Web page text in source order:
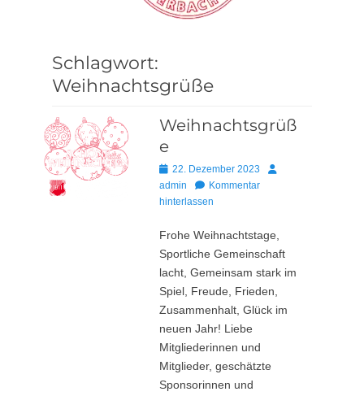
Schlagwort:
Weihnachtsgrüße
Weihnachtsgrüß
e
Posted
on
22. Dezember 2023
Autor
admin
Kommentar
hinterlassen
Frohe Weihnachtstage,
Sportliche Gemeinschaft
lacht, Gemeinsam stark im
Spiel, Freude, Frieden,
Zusammenhalt, Glück im
neuen Jahr! Liebe
Mitgliederinnen und
Mitglieder, geschätzte
Sponsorinnen und